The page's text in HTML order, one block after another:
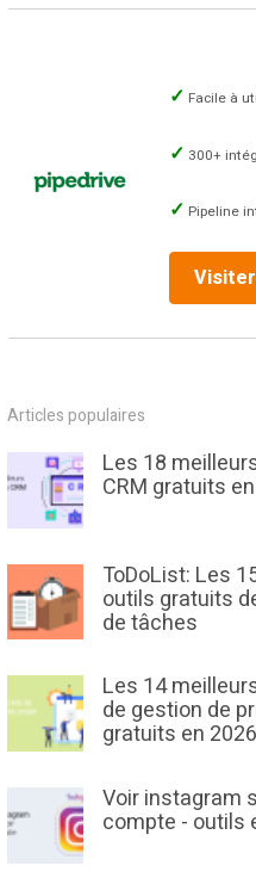
Facile à
300+
Pipeline
Articles populaires
Les 18
CRM gratuits
ToDoList: Les
outils gratuits
de tâches
Les 14
de gestion de
gratuits en 2026
Voir instagram
compte - outils